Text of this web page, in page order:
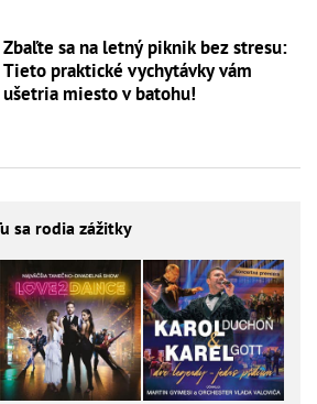
Zbaľte sa na letný piknik bez stresu:
Tieto praktické vychytávky vám
ušetria miesto v batohu!
sa rodia zážitky